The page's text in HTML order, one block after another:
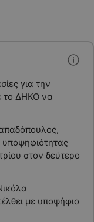
για την
το ΔΗΚΟ να
υποψηφιότητας
στον δεύτερο
με υποψήφιο